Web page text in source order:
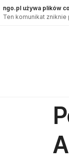
ngo.pl używa plików
Ten komunikat